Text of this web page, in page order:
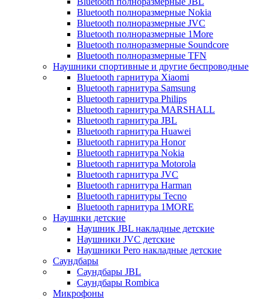
Bluetooth полноразмерные Nokia
Bluetooth полноразмерные JVC
Bluetooth полноразмерные 1More
Bluetooth полноразмерные Soundcore
Bluetooth полноразмерные TFN
Наушники спортивные и другие беспроводные
Bluetooth гарнитура Xiaomi
Bluetooth гарнитура Samsung
Bluetooth гарнитура Philips
Bluetooth гарнитура MARSHALL
Bluetooth гарнитура JBL
Bluetooth гарнитура Huawei
Bluetooth гарнитура Honor
Bluetooth гарнитура Nokia
Bluetooth гарнитура Motorola
Bluetooth гарнитура JVC
Bluetooth гарнитура Harman
Bluetooth гарнитуры Tecno
Bluetooth гарнитура 1MORE
Наушнки детские
Наушник JBL накладные детские
Наушники JVC детские
Наушники Pero накладные детские
Саундбары
Саундбары JBL
Саундбары Rombica
Микрофоны